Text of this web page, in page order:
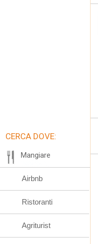
CERCA DOVE:
Mangiare
Airbnb
Ristoranti
Agriturist